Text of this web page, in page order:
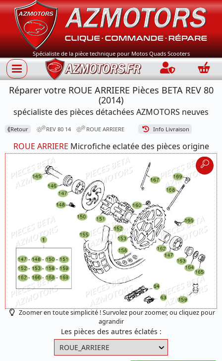
Spécialiste de la pièce technique pour Motos Quads Scooters
Connection
Réparer votre ROUE ARRIERE Pièces BETA REV 80
(2014)
spécialiste des pièces détachées AZMOTORS neuves
⟪Retour REV 80 14 ROUE ARRIERE Info Livraison
ROUE ARRIERE Microfiche eclatée des pièces origine
Zoomer en toute simplicité ! Survolez pour zoomer, ou cliquez pour
agrandir
Les pièces des autres éclatés :